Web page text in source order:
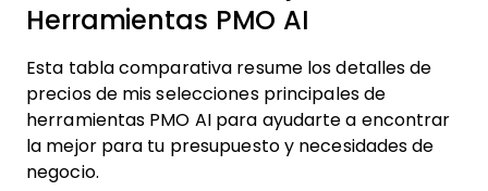
Herramientas PMO AI
Esta tabla comparativa resume los detalles de
precios de mis selecciones principales de
herramientas PMO AI para ayudarte a encontrar
la mejor para tu presupuesto y necesidades de
negocio.